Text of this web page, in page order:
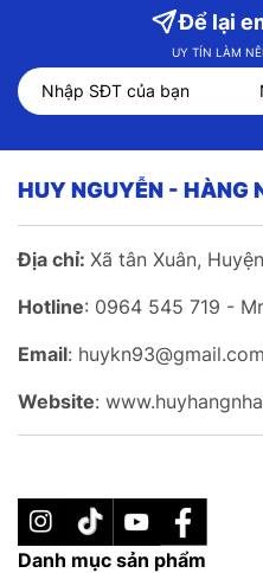
Để lại
UY TÍN LÀM
HUY NGUYỄN - HÀNG
Địa chỉ: Xã tân Xuân,
Hotline: 0964 545 719 -
Email: huykn93@gmail.com
Website:
Danh mục sản phẩm